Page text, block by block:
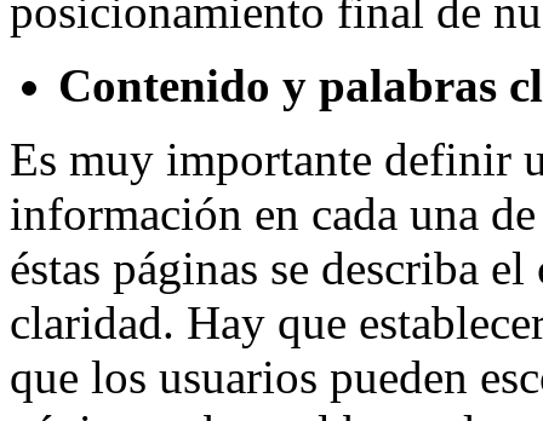
posicionamiento final de
Contenido y palabras
Es muy importante definir
información en cada una
éstas páginas se describa
claridad. Hay que
que los usuarios pueden